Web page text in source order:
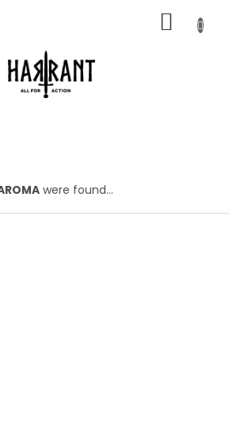
CART
were found...